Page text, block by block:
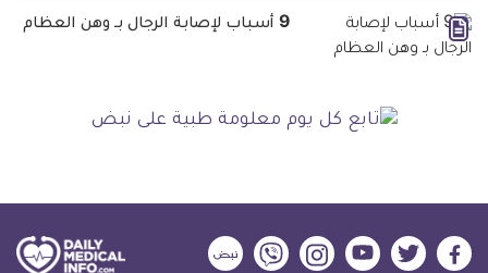
9 أسباب لإصابة الرجال بـ وهن العظام
ديلي
ديلي
ديلي
ديلي
ديلي
ديلي